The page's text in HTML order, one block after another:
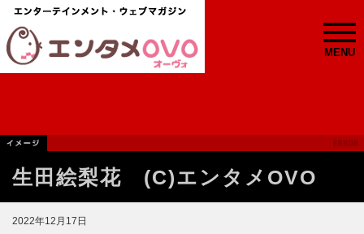
MENU
生田絵梨花 (C)エンタメOVO
2022年12月17日